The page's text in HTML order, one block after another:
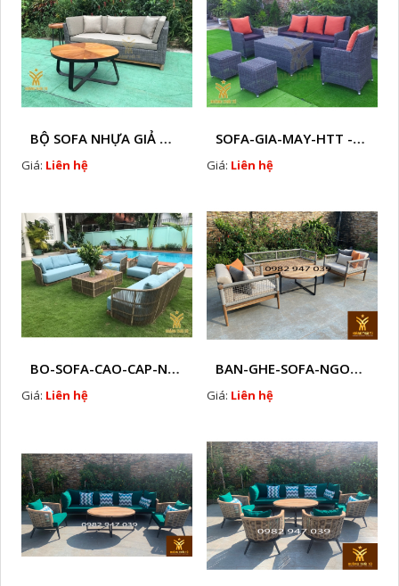
BỘ SOFA NHỰA GIẢ MÂY HTT - S86
Giá: Liên hệ
SOFA-GIA-MAY-HTT - S61 COPY
Giá: Liên hệ
BO-SOFA-CAO-CAP-NHUA-GIA-MAY-HTT - S88
Giá: Liên hệ
BAN-GHE-SOFA-NGOAI-TROI-GIA-MAY-KN12
Giá: Liên hệ